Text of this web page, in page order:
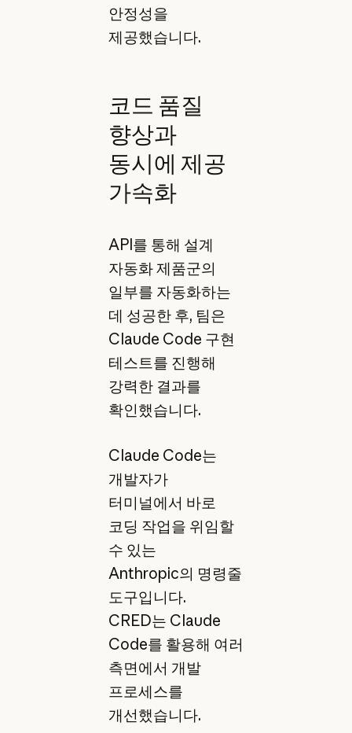
안정성을
제공했습니다.
코드 품질
향상과
동시에 제공
가속화
API를 통해 설계
자동화 제품군의
일부를 자동화하는
데 성공한 후, 팀은
Claude Code 구현
테스트를 진행해
강력한 결과를
확인했습니다.
Claude Code는
개발자가
터미널에서 바로
코딩 작업을 위임할
수 있는
Anthropic의 명령줄
도구입니다.
CRED는 Claude
Code를 활용해 여러
측면에서 개발
프로세스를
개선했습니다.